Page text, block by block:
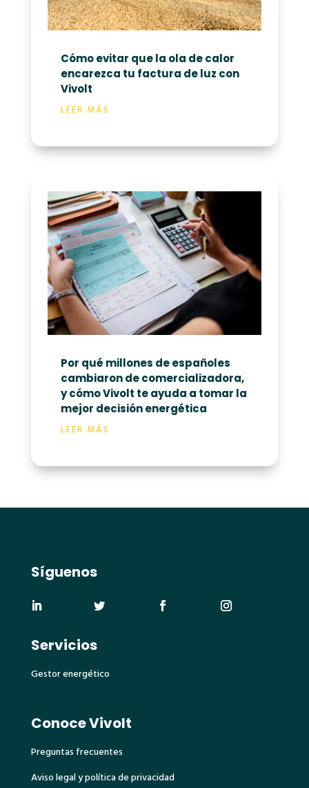
Cómo evitar que la ola de calor
encarezca tu factura de luz con
Vivolt
LEER MÁS
Por qué millones de españoles
cambiaron de comercializadora,
y cómo Vivolt te ayuda a tomar la
mejor decisión energética
LEER MÁS
Servicios
Gestor energético
Conoce Vivolt
Preguntas frecuentes
Aviso legal y política de privacidad
Síguenos